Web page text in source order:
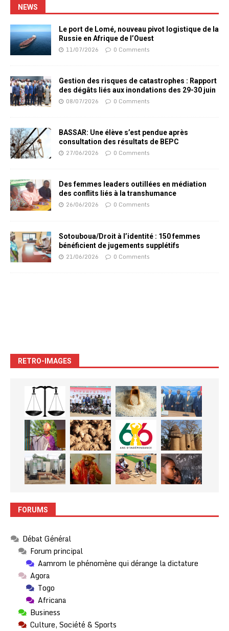
NEWS
Le port de Lomé, nouveau pivot logistique de la
Russie en Afrique de l’Ouest
11/07/2026 0 Comments
Gestion des risques de catastrophes : Rapport
des dégâts liés aux inondations des 29-30 juin
08/07/2026 0 Comments
BASSAR: Une élève s’est pendue après
consultation des résultats de BEPC
27/06/2026 0 Comments
Des femmes leaders outillées en médiation
des conflits liés à la transhumance
26/06/2026 0 Comments
Sotouboua/Droit à l’identité : 150 femmes
bénéficient de jugements supplétifs
21/06/2026 0 Comments
RETRO-IMAGES
FORUMS
Débat Général
Forum principal
Aamrom le phénomène qui dérange la dictature
Agora
Togo
Africana
Business
Culture, Société & Sports